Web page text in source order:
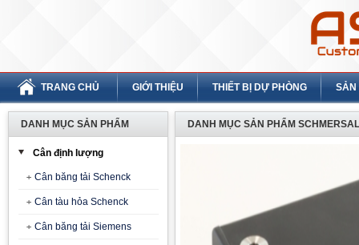
TRANG CHỦ GIỚI THIỆU THIẾT BỊ DỰ PHÒNG SẢN
DANH MỤC SẢN PHẨM
Cân định lượng
Cân băng tải Schenck
Cân tàu hỏa Schenck
Cân băng tải Siemens
DANH MỤC SẢN PHẨM